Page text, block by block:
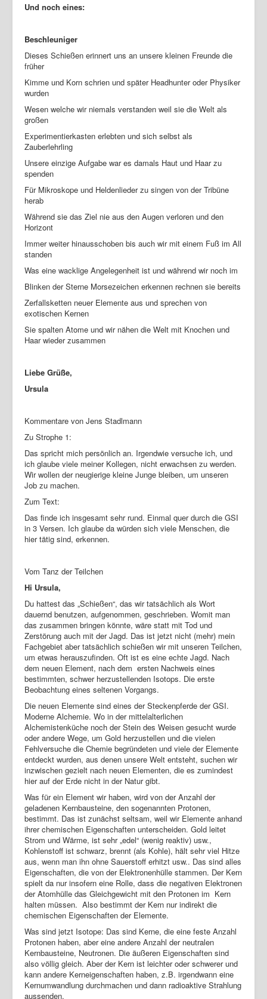
Und noch eines:
Beschleuniger
Dieses Schießen erinnert uns an unsere kleinen Freunde die
früher
Kimme und Korn schrien und später Headhunter oder Physiker
wurden
Wesen welche wir niemals verstanden weil sie die Welt als
großen
Experimentierkasten erlebten und sich selbst als
Zauberlehrling
Unsere einzige Aufgabe war es damals Haut und Haar zu
spenden
Für Mikroskope und Heldenlieder zu singen von der Tribüne
herab
Während sie das Ziel nie aus den Augen verloren und den
Horizont
Immer weiter hinausschoben bis auch wir mit einem Fuß im All
standen
Was eine wacklige Angelegenheit ist und während wir noch im
Blinken der Sterne Morsezeichen erkennen rechnen sie bereits
Zerfallsketten neuer Elemente aus und sprechen von
exotischen Kernen
Sie spalten Atome und wir nähen die Welt mit Knochen und
Haar wieder zusammen
Liebe Grüße,
Ursula
Kommentare von Jens Stadlmann
Zu Strophe 1:
Das spricht mich persönlich an. Irgendwie versuche ich, und
ich glaube viele meiner Kollegen, nicht erwachsen zu werden.
Wir wollen der neugierige kleine Junge bleiben, um unseren
Job zu machen.
Zum Text:
Das finde ich insgesamt sehr rund. Einmal quer durch die GSI
in 3 Versen. Ich glaube da würden sich viele Menschen, die
hier tätig sind, erkennen.
Vom Tanz der Teilchen
Hi Ursula,
Du hattest das „Schießen“, das wir tatsächlich als Wort
dauernd benutzen, aufgenommen, geschrieben. Womit man
das zusammen bringen könnte, wäre statt mit Tod und
Zerstörung auch mit der Jagd. Das ist jetzt nicht (mehr) mein
Fachgebiet aber tatsächlich schießen wir mit unseren Teilchen,
um etwas herauszufinden. Oft ist es eine echte Jagd. Nach
dem neuen Element, nach dem ersten Nachweis eines
bestimmten, schwer herzustellenden Isotops. Die erste
Beobachtung eines seltenen Vorgangs.
Die neuen Elemente sind eines der Steckenpferde der GSI.
Moderne Alchemie. Wo in der mittelalterlichen
Alchemistenküche noch der Stein des Weisen gesucht wurde
oder andere Wege, um Gold herzustellen und die vielen
Fehlversuche die Chemie begründeten und viele der Elemente
entdeckt wurden, aus denen unsere Welt entsteht, suchen wir
inzwischen gezielt nach neuen Elementen, die es zumindest
hier auf der Erde nicht in der Natur gibt.
Was für ein Element wir haben, wird von der Anzahl der
geladenen Kernbausteine, den sogenannten Protonen,
bestimmt. Das ist zunächst seltsam, weil wir Elemente anhand
ihrer chemischen Eigenschaften unterscheiden. Gold leitet
Strom und Wärme, ist sehr „edel“ (wenig reaktiv) usw.,
Kohlenstoff ist schwarz, brennt (als Kohle), hält sehr viel Hitze
aus, wenn man ihn ohne Sauerstoff erhitzt usw.. Das sind alles
Eigenschaften, die von der Elektronenhülle stammen. Der Kern
spielt da nur insofern eine Rolle, dass die negativen Elektronen
der Atomhülle das Gleichgewicht mit den Protonen im Kern
halten müssen. Also bestimmt der Kern nur indirekt die
chemischen Eigenschaften der Elemente.
Was sind jetzt Isotope: Das sind Kerne, die eine feste Anzahl
Protonen haben, aber eine andere Anzahl der neutralen
Kernbausteine, Neutronen. Die äußeren Eigenschaften sind
also völlig gleich. Aber der Kern ist leichter oder schwerer und
kann andere Kerneigenschaften haben, z.B. irgendwann eine
Kernumwandlung durchmachen und dann radioaktive Strahlung
aussenden.